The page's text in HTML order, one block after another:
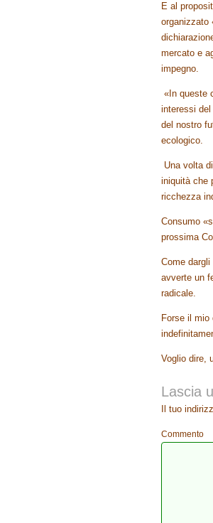
E al
organizzato
mercato e
impegno.
«In queste
interessi
del nostro
ecologico.
Una volta
iniquità che
ricchezza
Consumo
prossima
Come
avverte un
radicale.
Forse il mio
Voglio dire,
Lascia
Il tuo
Commento